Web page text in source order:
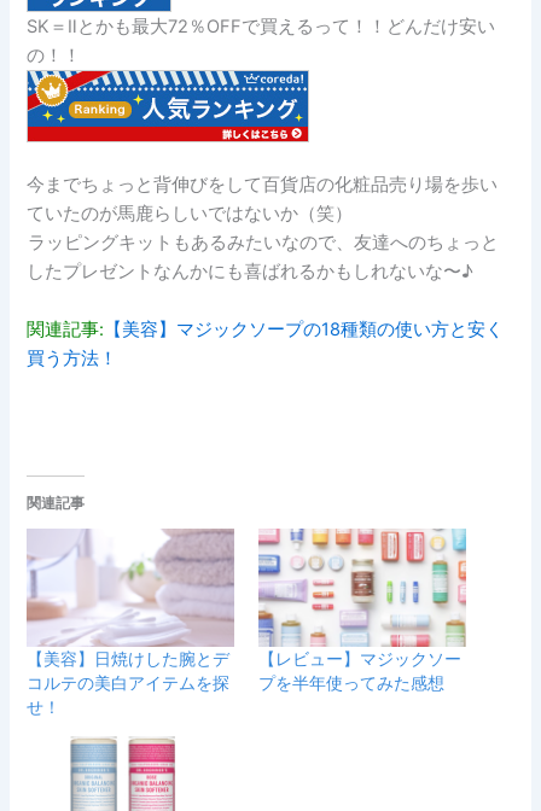
SK＝Ⅱとかも最大72％OFFで買えるって！！どんだけ安い
の！！
今までちょっと背伸びをして百貨店の化粧品売り場を歩い
ていたのが馬鹿らしいではないか（笑）
ラッピングキットもあるみたいなので、友達へのちょっと
したプレゼントなんかにも喜ばれるかもしれないな〜♪
関連記事: 【美容】マジックソープの18種類の使い方と安く
買う方法！
関連記事
【美容】日焼けした腕とデ
コルテの美白アイテムを探
せ！
【レビュー】マジックソー
プを半年使ってみた感想